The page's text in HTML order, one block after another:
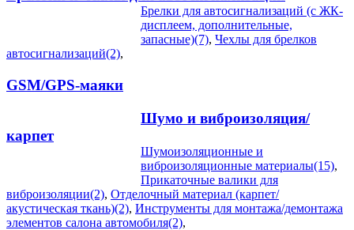
Брелки для автосигнализаций (с ЖК-
дисплеем, дополнительные,
запасные)(7), Чехлы для брелков
автосигнализаций(2),
GSM/GPS-маяки
Шумо и виброизоляция/
карпет
Шумоизоляционные и
виброизоляционные материалы(15),
Прикаточные валики для
виброизоляции(2), Отделочный материал (карпет/
акустическая ткань)(2), Инструменты для монтажа/демонтажа
элементов салона автомобиля(2),